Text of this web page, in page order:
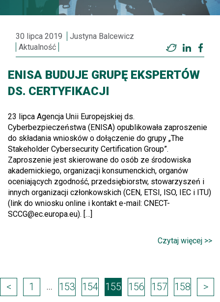
30 lipca 2019
Justyna Balcewicz
Aktualność
Twitter
ENISA BUDUJE GRUPĘ EKSPERTÓW
DS. CERTYFIKACJI
23 lipca Agencja Unii Europejskiej ds.
Cyberbezpieczeństwa (ENISA) opublikowała zaproszenie
do składania wniosków o dołączenie do grupy „The
Stakeholder Cybersecurity Certification Group”.
Zaproszenie jest skierowane do osób ze środowiska
akademickiego, organizacji konsumenckich, organów
oceniających zgodność, przedsiębiorstw, stowarzyszeń i
innych organizacji członkowskich (CEN, ETSI, ISO, IEC i ITU)
(link do wniosku online i kontakt e-mail: CNECT-
SCCG@ec.europa.eu). […]
Czytaj więcej >>
Page
< 1 … 153 154 155 156 157 158 >